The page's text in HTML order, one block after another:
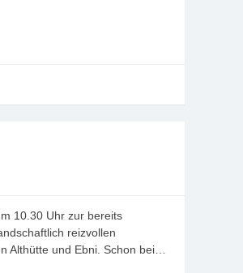
10.30 Uhr zur bereits
reizvollen
Althütte und Ebni. Schon bei…